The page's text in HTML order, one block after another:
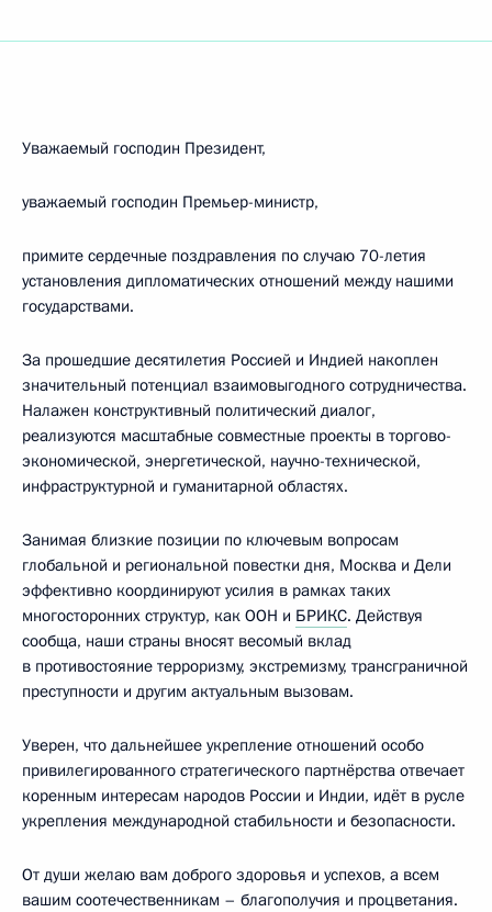
Уважаемый господин Президент,
уважаемый господин Премьер-министр,
примите сердечные поздравления по случаю 70-летия
установления дипломатических отношений между нашими
государствами.
За прошедшие десятилетия Россией и Индией накоплен
значительный потенциал взаимовыгодного сотрудничества.
Налажен конструктивный политический диалог,
реализуются масштабные совместные проекты в торгово-
экономической, энергетической, научно-технической,
инфраструктурной и гуманитарной областях.
Занимая близкие позиции по ключевым вопросам
глобальной и региональной повестки дня, Москва и Дели
эффективно координируют усилия в рамках таких
многосторонних структур, как ООН и БРИКС. Действуя
сообща, наши страны вносят весомый вклад
в противостояние терроризму, экстремизму, трансграничной
преступности и другим актуальным вызовам.
Уверен, что дальнейшее укрепление отношений особо
привилегированного стратегического партнёрства отвечает
коренным интересам народов России и Индии, идёт в русле
укрепления международной стабильности и безопасности.
От души желаю вам доброго здоровья и успехов, а всем
вашим соотечественникам – благополучия и процветания.